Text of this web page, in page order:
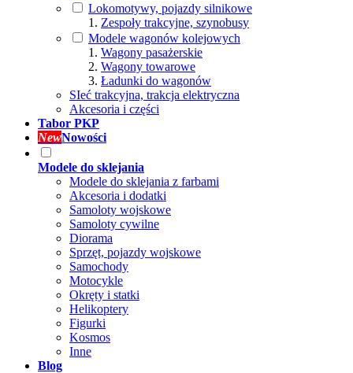
Lokomotywy, pojazdy silnikowe
Zespoły trakcyjne, szynobusy
Modele wagonów kolejowych
Wagony pasażerskie
Wagony towarowe
Ładunki do wagonów
SIeć trakcyjna, trakcja elektryczna
Akcesoria i części
Tabor PKP
NewNowości
Modele do sklejania
Modele do sklejania z farbami
Akcesoria i dodatki
Samoloty wojskowe
Samoloty cywilne
Diorama
Sprzęt, pojazdy wojskowe
Samochody
Motocykle
Okręty i statki
Helikoptery
Figurki
Kosmos
Inne
Blog